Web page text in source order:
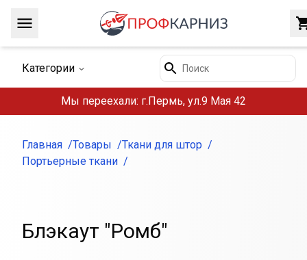
Навигация
Категории Поиск
Мы переехали: г.Пермь, ул.9 Мая 42
Главная Товары
Ткани для штор
Портьерные ткани
Блэкаут "Ромб"